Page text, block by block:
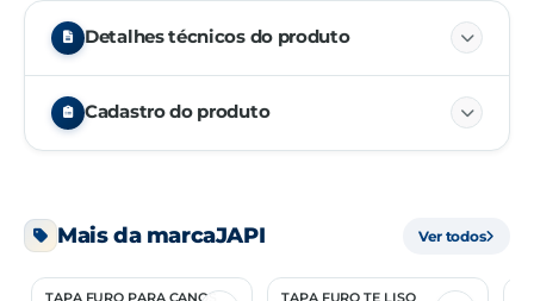
Detalhes técnicos do produto
Cadastro do produto
Unidade de venda PC
Mais da marcaJAPI Ver todos
TAPA FURO PARA CANOS
TAPA FURO TE LISO